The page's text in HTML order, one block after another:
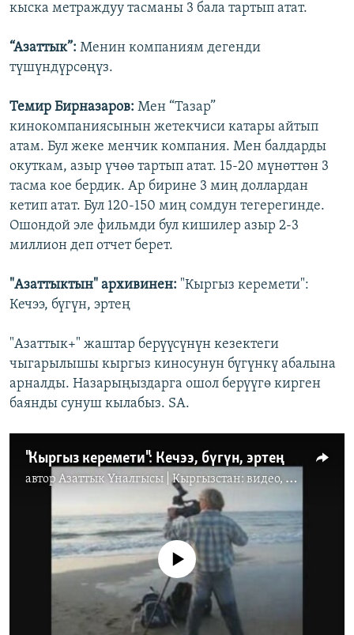
кыска метраждуу тасманы 3 бала тартып атат.
“Азаттык”: Менин компаниям дегенди
түшүндүрсөңүз.
Темир Бирназаров: Мен “Тазар”
кинокомпаниясынын жетекчиси катары айтып
атам. Бул жеке менчик компания. Мен балдарды
окуткам, азыр үчөө тартып атат. 15-20 мүнөттөн 3
тасма кое бердик. Ар бирине 3 миң доллардан
кетип атат. Бул 120-150 миң сомдун тегерегинде.
Ошондой эле фильмди бул кишилер азыр 2-3
миллион деп отчет берет.
"Азаттыктын" архивинен: "Кыргыз керемети":
Кечээ, бүгүн, эртең
"Азаттык+" жаштар берүүсүнүн кезектеги
чыгарылышы кыргыз киносунун бүгүнкү абалына
арналды. Назарыңыздарга ошол берүүгө кирген
баянды сунуш кылабыз. SA.
"Кыргыз керемети": Кечээ, бүгүн, эртең
автор Азаттык Үналгысы | Кыргызстан: видео, фото, кабарлар
No media source currently available